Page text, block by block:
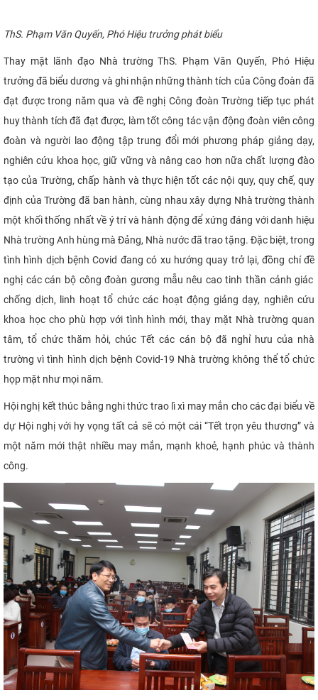
ThS. Phạm Văn Quyến, Phó Hiệu trưởng phát biểu
Thay mặt lãnh đạo Nhà trường ThS. Phạm Văn Quyến, Phó Hiệu
trưởng đã biểu dương và ghi nhận những thành tích của Công đoàn đã
đạt được trong năm qua và đềnghị Công đoàn Trường tiếp tục phát
huy thành tích đã đạt được, làm tốt công tác vận động đoàn viên công
đoàn và người lao động tập trung đổi mới phương pháp giảng dạy,
nghiên cứu khoa học, giữ vững và nâng cao hơn nữa chất lượng đào
tạo của Trường, chấp hành và thực hiện tốt các nội quy, quy chế, quy
định của Trường đã ban hành, cùng nhau xây dựng Nhà trường thành
một khối thống nhất về ý trí và hành động để xứng đáng với danh hiệu
Nhà trường Anh hùng mà Đảng, Nhà nước đã trao tặng. Đặc biệt, trong
tình hình dịch bệnh Covid đang có xu hướng quay trở lại, đồng chí đề
nghị các cán bộ công đoàn gương mẫu nêu cao tinh thần cảnh giác
chống dịch, linh hoạt tổ chức các hoạt động giảng dạy, nghiên cứu
khoa học cho phù hợp với tình hình mới, thay mặt Nhà trường quan
tâm, tổ chức thăm hỏi, chúc Tết các cán bộ đã nghỉ hưu của nhà
trường vì tình hình dịch bệnh Covid-19 Nhà trường không thể tổ chức
họp mặt như mọi năm.
Hội nghị kết thúc bằng nghi thức trao lì xì may mắn cho các đại biểu về
dự Hội nghị với hy vọng tất cả sẽ có một cái “Tết trọn yêu thương” và
một năm mới thật nhiều may mắn, mạnh khoẻ, hạnh phúc và thành
công.